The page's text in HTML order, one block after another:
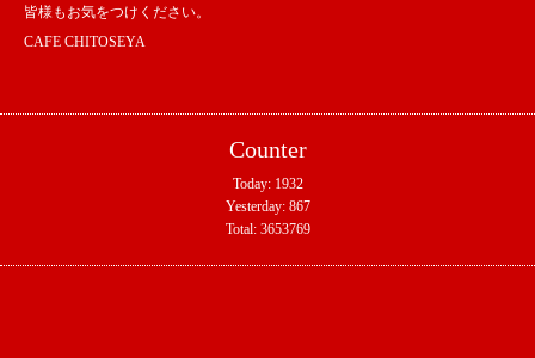
皆様もお気をつけください。
CAFE CHITOSEYA
Counter
Today: 1932
Yesterday: 867
Total: 3653769